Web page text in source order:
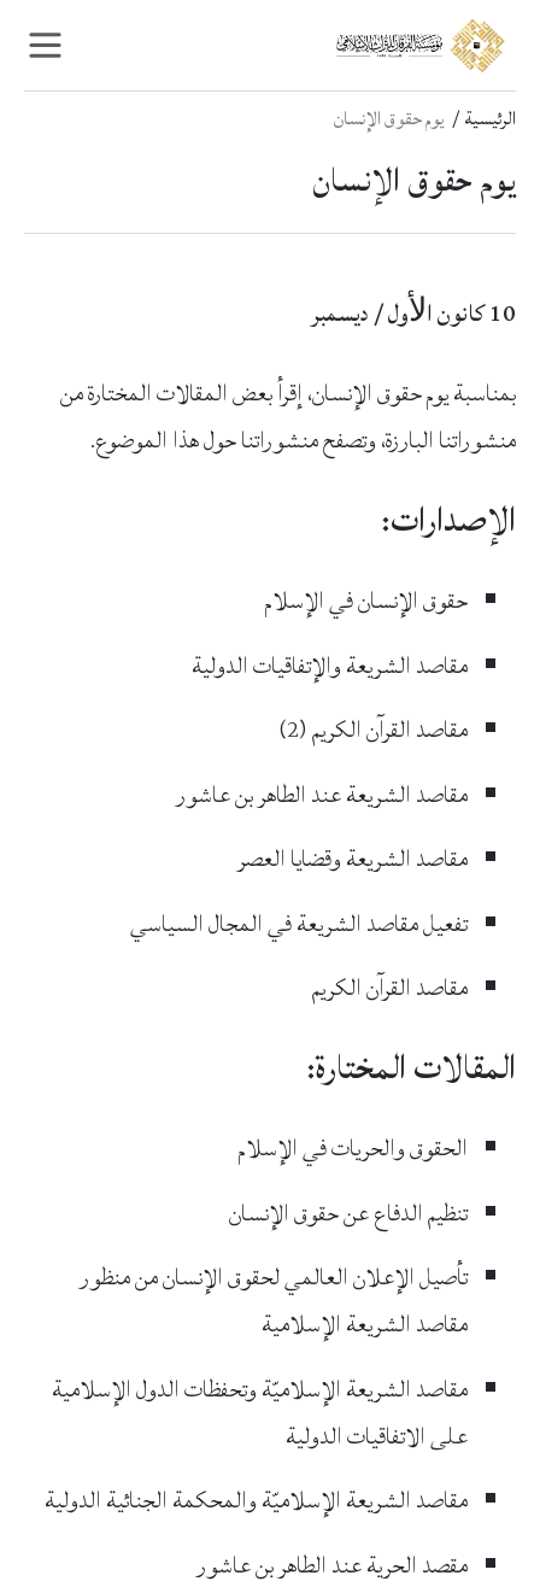
content
navigation
الرئيسية يوم حقوق الإنسان
يوم حقوق الإنسان
10 كانون اﻷول / ديسمبر
بمناسبة يوم حقوق الإنسان، إقرأ بعض المقالات المختارة من
منشوراتنا البارزة، وتصفح منشوراتنا حول هذا الموضوع.
الإصدارات:
حقوق الإنسان في الإسلام
مقاصد الشريعة والإتفاقيات الدولية
مقاصد القرآن الكريم (2)
مقاصد الشريعة عند الطاهر بن عاشور
مقاصد الشريعة وقضايا العصر
تفعيل مقاصد الشريعة في المجال السياسي
مقاصد القرآن الكريم
المقالات المختارة:
الحقوق والحريات في الإسلام
تنظيم الدفاع عن حقوق الإنسان
تأصيل الإعلان العالمي لحقوق الإنسان من منظور
مقاصد الشريعة الإسلامية
مقاصد الشريعة الإسلاميّة وتحفظات الدول الإسلامية
على الاتفاقيات الدولية
مقاصد الشريعة الإسلاميّة والمحكمة الجنائية الدولية
مقصد الحرية عند الطاهر بن عاشور